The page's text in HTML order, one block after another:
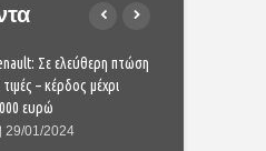
Σε ελεύθερη πτώση
τιμές – κέρδος μέχρι
ευρώ
29/01/2024